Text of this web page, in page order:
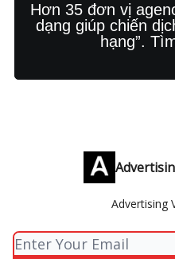
Hơn 35 đơn vị
dạng giúp chiến
hạng”.
Advertising